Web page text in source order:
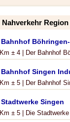
Nahverkehr
Bahnhof
Km ± 4 | Der Bahnhof
Bahnhof Singen
Km ± 5 | Der Bahnhof
Stadtwerke Singen
Km ± 5 | Die